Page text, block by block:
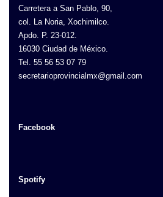
Carretera a San Pablo, 90,
col. La Noria, Xochimilco.
Apdo. P. 23-012.
16030 Ciudad de México.
Tel. 55 56 53 07 79
secretarioprovincialmx@gmail.com
Facebook
Spotify